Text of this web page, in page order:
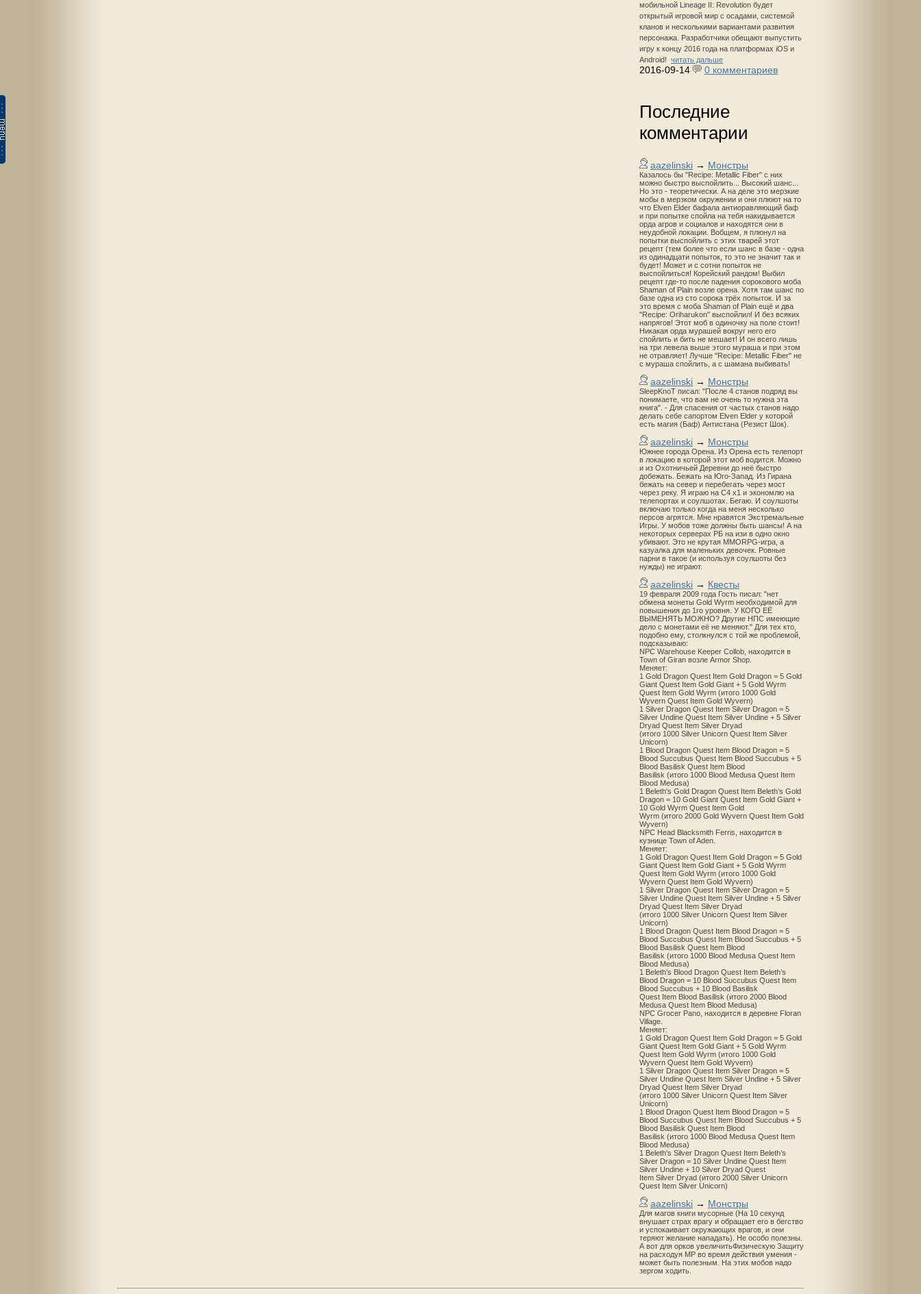
мобильной Lineage II: Revolution будет
открытый игровой мир с осадами, системой
кланов и несколькими вариантами развития
персонажа. Разработчики обещают выпустить
игру к концу 2016 года на платформах iOS и
Android! читать дальше
2016-09-14 0 комментариев
Последние
комментарии
aazelinski → Монстры
Казалось бы "Recipe: Metallic Fiber" с них
можно быстро выспойлить... Высокий шанс...
Но это - теоретически. А на деле это мерзкие
мобы в мерзком окружении и они плюют на то
что Elven Elder бафала антиоравляющий баф
и при попытке спойла на тебя накидывается
орда агров и социалов и находятся они в
неудобной локации. Вобщем, я плюнул на
попытки выспойлить с этих тварей этот
рецепт (тем более что если шанс в базе - одна
из одинадцати попыток, то это не значит так и
будет! Может и с сотни попыток не
выспойлиться! Корейский рандом! Выбил
рецепт где-то после падения сорокового моба
Shaman of Plain возле орена. Хотя там шанс по
базе одна из сто сорока трёх попыток. И за
это время с моба Shaman of Plain ещё и два
"Recipe: Oriharukon" выспойлил! И без всяких
напрягов! Этот моб в одиночку на поле стоит!
Никакая орда мурашей вокруг него его
спойлить и бить не мешает! И он всего лишь
на три левела выше этого мураша и при этом
не отравляет! Лучше "Recipe: Metallic Fiber" не
с мураша спойлить, а с шамана выбивать!
aazelinski → Монстры
SleepKnoT писал: "После 4 станов подряд вы
понимаете, что вам не очень то нужна эта
книга". - Для спасения от частых станов надо
делать себе сапортом Elven Elder у которой
есть магия (Баф) Антистана (Резист Шок).
aazelinski → Монстры
Южнее города Орена. Из Орена есть телепорт
в локацию в которой этот моб водится. Можно
и из Охотничьей Деревни до неё быстро
добежать. Бежать на Юго-Запад. Из Гирана
бежать на север и перебегать через мост
через реку. Я играю на С4 х1 и экономлю на
телепортах и соулшотах. Бегаю. И соулшоты
включаю только когда на меня несколько
персов агрятся. Мне нравятся Экстремальные
Игры. У мобов тоже должны быть шансы! А на
некоторых серверах РБ на изи в одно окно
убивают. Это не крутая MMORPG-игра, а
казуалка для маленьких девочек. Ровные
парни в такое (и используя соулшоты без
нужды) не играют.
aazelinski → Квесты
19 февраля 2009 года Гость писал: "нет
обмена монеты Gold Wyrm необходимой для
повышения до 1го уровня. У КОГО ЕЁ
ВЫМЕНЯТЬ МОЖНО? Другие НПС имеющие
дело с монетами её не меняют." Для тех кто,
подобно ему, столкнулся с той же проблемой,
подсказываю:
NPC Warehouse Keeper Collob, находится в
Town of Giran возле Armor Shop.
Меняет:
1 Gold Dragon Quest Item Gold Dragon = 5 Gold
Giant Quest Item Gold Giant + 5 Gold Wyrm
Quest Item Gold Wyrm (итого 1000 Gold
Wyvern Quest Item Gold Wyvern)
1 Silver Dragon Quest Item Silver Dragon = 5
Silver Undine Quest Item Silver Undine + 5 Silver
Dryad Quest Item Silver Dryad
(итого 1000 Silver Unicorn Quest Item Silver
Unicorn)
1 Blood Dragon Quest Item Blood Dragon = 5
Blood Succubus Quest Item Blood Succubus + 5
Blood Basilisk Quest Item Blood
Basilisk (итого 1000 Blood Medusa Quest Item
Blood Medusa)
1 Beleth's Gold Dragon Quest Item Beleth’s Gold
Dragon = 10 Gold Giant Quest Item Gold Giant +
10 Gold Wyrm Quest Item Gold
Wyrm (итого 2000 Gold Wyvern Quest Item Gold
Wyvern)
NPC Head Blacksmith Ferris, находится в
кузнице Town of Aden.
Меняет:
1 Gold Dragon Quest Item Gold Dragon = 5 Gold
Giant Quest Item Gold Giant + 5 Gold Wyrm
Quest Item Gold Wyrm (итого 1000 Gold
Wyvern Quest Item Gold Wyvern)
1 Silver Dragon Quest Item Silver Dragon = 5
Silver Undine Quest Item Silver Undine + 5 Silver
Dryad Quest Item Silver Dryad
(итого 1000 Silver Unicorn Quest Item Silver
Unicorn)
1 Blood Dragon Quest Item Blood Dragon = 5
Blood Succubus Quest Item Blood Succubus + 5
Blood Basilisk Quest Item Blood
Basilisk (итого 1000 Blood Medusa Quest Item
Blood Medusa)
1 Beleth's Blood Dragon Quest Item Beleth’s
Blood Dragon = 10 Blood Succubus Quest Item
Blood Succubus + 10 Blood Basilisk
Quest Item Blood Basilisk (итого 2000 Blood
Medusa Quest Item Blood Medusa)
NPC Grocer Pano, находится в деревне Floran
Village.
Меняет:
1 Gold Dragon Quest Item Gold Dragon = 5 Gold
Giant Quest Item Gold Giant + 5 Gold Wyrm
Quest Item Gold Wyrm (итого 1000 Gold
Wyvern Quest Item Gold Wyvern)
1 Silver Dragon Quest Item Silver Dragon = 5
Silver Undine Quest Item Silver Undine + 5 Silver
Dryad Quest Item Silver Dryad
(итого 1000 Silver Unicorn Quest Item Silver
Unicorn)
1 Blood Dragon Quest Item Blood Dragon = 5
Blood Succubus Quest Item Blood Succubus + 5
Blood Basilisk Quest Item Blood
Basilisk (итого 1000 Blood Medusa Quest Item
Blood Medusa)
1 Beleth's Silver Dragon Quest Item Beleth’s
Silver Dragon = 10 Silver Undine Quest Item
Silver Undine + 10 Silver Dryad Quest
Item Silver Dryad (итого 2000 Silver Unicorn
Quest Item Silver Unicorn)
aazelinski → Монстры
Для магов книги мусорные (На 10 секунд
внушает страх врагу и обращает его в бегство
и успокаивает окружающих врагов, и они
теряют желание нападать). Не особо полезны.
А вот для орков увеличитьФизическую Защиту
на расходуя MP во время действия умения -
может быть полезным. На этих мобов надо
зергом ходить.